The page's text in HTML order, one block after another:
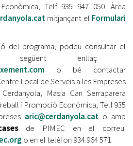
Telf 935 947 050. Àrea
mitjançant el Formulari
del programa, podeu consultar el
enllaç
o bé contactar
Local de Serveis a les Empreses
Masia Can Serraparera
i Promoció Econòmica, Telf 935
aric@cerdanyola.cat o amb
de PIMEC en el correu:
o en el telèfon 934 964 571.